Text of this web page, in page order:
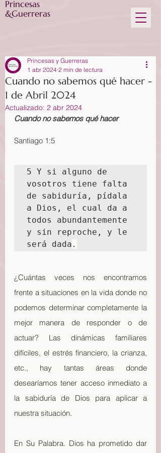
Princesas
&Guerreras
Cuando no sabemos qué hacer -
1 de Abril 2024
Princesas y Guerreras
1 abr 2024 2 min de lectura
Actualizado: 2 abr 2024
Cuando no sabemos qué hacer
Santiago 1:5
5 Y si alguno de
vosotros tiene falta
de sabiduría, pídala
a Dios, el cual da a
todos abundantemente
y sin reproche, y le
será dada.
¿Cuántas veces nos encontramos
frente a situaciones en la vida donde no
podemos determinar completamente la
mejor manera de responder o de
actuar? Las dinámicas familiares
difíciles, el estrés financiero, la crianza,
etc., hay tantas áreas donde
desearíamos tener acceso inmediato a
la sabiduría de Dios para aplicar a
nuestra situación.
En Su Palabra. Dios ha prometido dar